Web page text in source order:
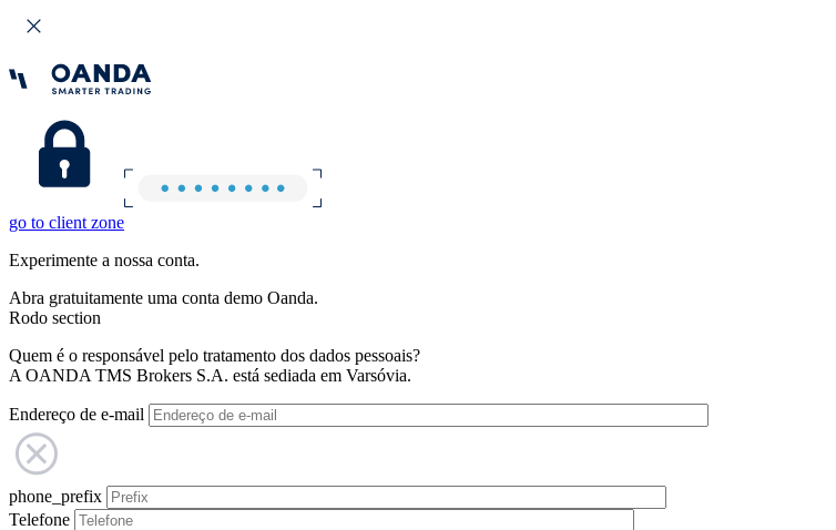
go to client zone
Experimente a nossa conta.
Abra gratuitamente uma conta demo Oanda.
Rodo section
Quem é o responsável pelo tratamento dos dados pessoais?
A OANDA TMS Brokers S.A. está sediada em Varsóvia.
Endereço de e-mail
phone_prefix
Telefone